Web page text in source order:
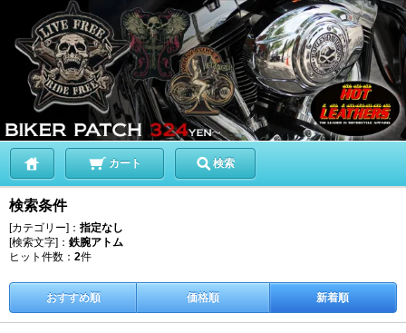
カート 検索
検索条件
[カテゴリー]： 指定なし
[検索文字]： 鉄腕アトム
ヒット件数： 2件
おすすめ順 価格順 新着順